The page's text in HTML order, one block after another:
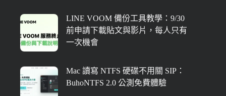
LINE VOOM 備份工具教學：9/30
前申請下載貼文與影片，每人只有
一次機會
Mac 讀寫 NTFS 硬碟不用關 SIP：
BuhoNTFS 2.0 公測免費體驗